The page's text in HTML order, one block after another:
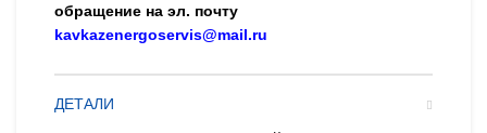
обращение на эл. почту
kavkazenergoservis@mail.ru
ДЕТАЛИ